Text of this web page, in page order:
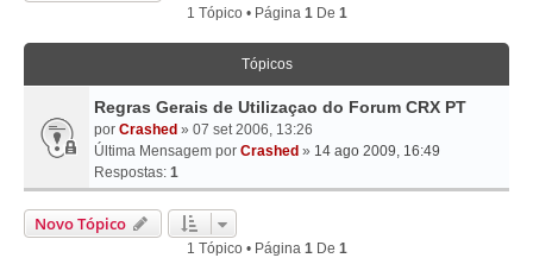
1 Tópico • Página 1De 1
Tópicos
Regras Gerais de Utilizaçao do Forum CRX PT
por Crashed » 07 set 2006, 13:26
Última Mensagem por Crashed » 14 ago 2009, 16:49
Respostas: 1
Novo Tópico
1 Tópico • Página 1De 1